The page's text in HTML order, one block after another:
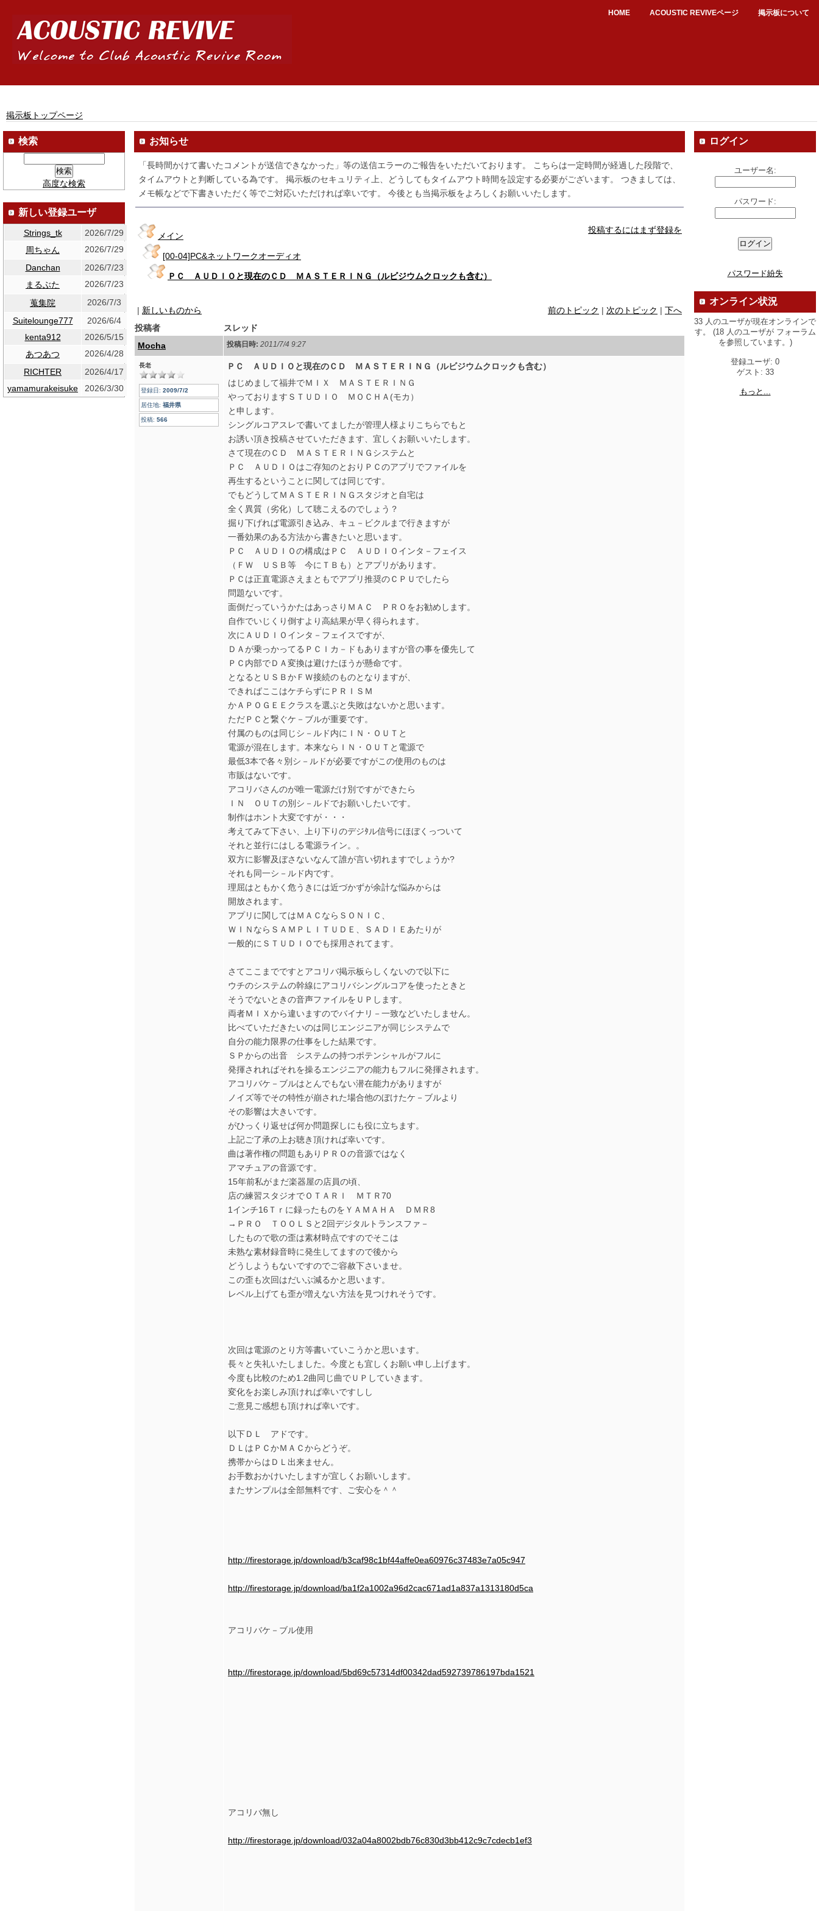
HOME ACOUSTIC REVIVEページ 掲示板について
掲示板トップページ
お知らせ
「長時間かけて書いたコメントが送信できなかった」等の送信エラーのご報告をいただいております。 こちらは一定時間が経過した段階で、
タイムアウトと判断している為です。 掲示板のセキュリティ上、どうしてもタイムアウト時間を設定する必要がございます。 つきましては、
メモ帳などで下書きいただく等でご対応いただければ幸いです。 今後とも当掲示板をよろしくお願いいたします。
メイン
[00-04]PC&ネットワークオーディオ
ＰＣ ＡＵＤＩＯと現在のＣＤ ＭＡＳＴＥＲＩＮＧ（ルビジウムクロックも含む）
投稿するにはまず登録を
| 新しいものから 前のトピック | 次のトピック | 下へ
投稿者
スレッド
Mocha
投稿日時: 2011/7/4 9:27
長老
登録日: 2009/7/2
居住地: 福井県
投稿: 566
ＰＣ ＡＵＤＩＯと現在のＣＤ ＭＡＳＴＥＲＩＮＧ（ルビジウムクロックも含む）
はじめまして福井でＭＩＸ ＭＡＳＴＥＲＩＮＧ
やっておりますＳＴＵＤＩＯ ＭＯＣＨＡ(モカ）
と申します。
シングルコアスレで書いてましたが管理人様よりこちらでもと
お誘い頂き投稿させていただきます、宜しくお願いいたします。
さて現在のＣＤ ＭＡＳＴＥＲＩＮＧシステムと
ＰＣ ＡＵＤＩＯはご存知のとおりＰＣのアプリでファイルを
再生するということに関しては同じです。
でもどうしてＭＡＳＴＥＲＩＮＧスタジオと自宅は
全く異質（劣化）して聴こえるのでしょう？
掘り下げれば電源引き込み、キュ－ビクルまで行きますが
一番効果のある方法から書きたいと思います。
ＰＣ ＡＵＤＩＯの構成はＰＣ ＡＵＤＩＯインタ－フェイス
（ＦＷ ＵＳＢ等 今にＴＢも）とアプリがあります。
ＰＣは正直電源さえまともでアプリ推奨のＣＰＵでしたら
問題ないです。
面倒だっていうかたはあっさりＭＡＣ ＰＲＯをお勧めします。
自作でいじくり倒すより高結果が早く得られます。
次にＡＵＤＩＯインタ－フェイスですが、
ＤＡが乗っかってるＰＣＩカ－ドもありますが音の事を優先して
ＰＣ内部でＤＡ変換は避けたほうが懸命です。
となるとＵＳＢかＦＷ接続のものとなりますが、
できればここはケチらずにＰＲＩＳＭ
かＡＰＯＧＥＥクラスを選ぶと失敗はないかと思います。
ただＰＣと繋ぐケ－ブルが重要です。
付属のものは同じシ－ルド内にＩＮ・ＯＵＴと
電源が混在します。本来ならＩＮ・ＯＵＴと電源で
最低3本で各々別シ－ルドが必要ですがこの使用のものは
市販はないです。
アコリバさんのが唯一電源だけ別ですができたら
ＩＮ ＯＵＴの別シ－ルドでお願いしたいです。
制作はホント大変ですが・・・
考えてみて下さい、上り下りのデジﾀル信号にほぼくっついて
それと並行にはしる電源ライン。。
双方に影響及ぼさないなんて誰が言い切れますでしょうか?
それも同一シ－ルド内です。
理屈はともかく危うきには近づかずが余計な悩みからは
開放されます。
アプリに関してはＭＡＣならＳＯＮＩＣ、
ＷＩＮならＳＡＭＰＬＩＴＵＤＥ、ＳＡＤＩＥあたりが
一般的にＳＴＵＤＩＯでも採用されてます。
さてここまでですとアコリバ掲示板らしくないので以下に
ウチのシステムの幹線にアコリバシングルコアを使ったときと
そうでないときの音声ファイルをＵＰします。
両者ＭＩＸから違いますのでバイナリ－一致などいたしません。
比べていただきたいのは同じエンジニアが同じシステムで
自分の能力限界の仕事をした結果です。
ＳＰからの出音 システムの持つポテンシャルがフルに
発揮されればそれを操るエンジニアの能力もフルに発揮されます。
アコリバケ－ブルはとんでもない潜在能力がありますが
ノイズ等でその特性が崩された場合他のぼけたケ－ブルより
その影響は大きいです。
がひっくり返せば何か問題探しにも役に立ちます。
上記ご了承の上お聴き頂ければ幸いです。
曲は著作権の問題もありＰＲＯの音源ではなく
アマチュアの音源です。
15年前私がまだ楽器屋の店員の頃、
店の練習スタジオでＯＴＡＲＩ ＭＴＲ70
1インチ16Ｔｒに録ったものをＹＡＭＡＨＡ ＤＭＲ8
→ＰＲＯ ＴＯＯＬＳと2回デジタルトランスファ－
したもので歌の歪は素材時点ですのでそこは
未熟な素材録音時に発生してますので後から
どうしようもないですのでご容赦下さいませ。
この歪も次回はだいぶ減るかと思います。
レベル上げても歪が増えない方法を見つけれそうです。
次回は電源のとり方等書いていこうかと思います。
長々と失礼いたしました。今度とも宜しくお願い申し上げます。
今度も比較のため1.2曲同じ曲でＵＰしていきます。
変化をお楽しみ頂ければ幸いですしし
ご意見ご感想も頂ければ幸いです。
以下ＤＬ アドです。
ＤＬはＰＣかＭＡＣからどうぞ。
携帯からはＤＬ出来ません。
お手数おかけいたしますが宜しくお願いします。
またサンプルは全部無料です、ご安心を＾＾
http://firestorage.jp/download/b3caf98c1bf44affe0ea60976c37483e7a05c947
http://firestorage.jp/download/ba1f2a1002a96d2cac671ad1a837a1313180d5ca
アコリバケ－ブル使用
http://firestorage.jp/download/5bd69c57314df00342dad592739786197bda1521
アコリバ無し
http://firestorage.jp/download/032a04a8002bdb76c830d3bb412c9c7cdecb1ef3
検索
高度な検索
新しい登録ユーザ
Strings_tk
2026/7/29
周ちゃん
2026/7/29
Danchan
2026/7/23
まるぶた
2026/7/23
蒐集院
2026/7/3
Suitelounge777
2026/6/4
kenta912
2026/5/15
あつあつ
2026/4/28
RICHTER
2026/4/17
yamamurakeisuke
2026/3/30
ログイン
ユーザー名:
パスワード:
パスワード紛失
オンライン状況
33 人のユーザが現在オンラインで
す。 (18 人のユーザが フォーラム
を参照しています。)
登録ユーザ: 0
ゲスト: 33
もっと...